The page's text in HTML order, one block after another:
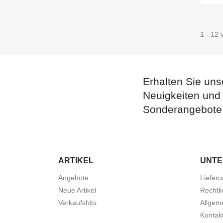
1 - 12
Erhalten Sie
Neuigkeiten und
Sonderangebote
ARTIKEL
Angebote
Neue Artikel
Verkaufshits